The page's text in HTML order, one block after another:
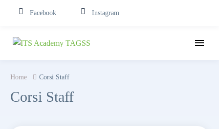
Facebook Instagram
Home Corsi Staff
Corsi Staff